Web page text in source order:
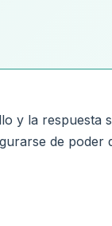
y la respuesta
de poder